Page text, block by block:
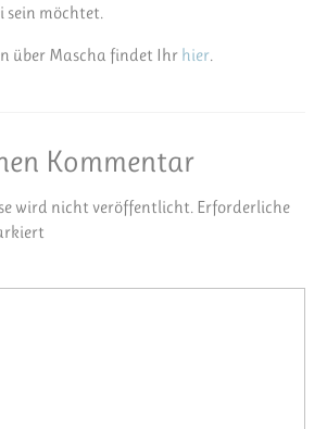
sein möchtet.
über Mascha findet Ihr hier.
Kommentar
wird nicht veröffentlicht. Erforderliche